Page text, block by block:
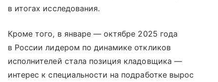
в итогах исследования.
Кроме того, в январе — октябре 2025 года
в России лидером по динамике откликов
исполнителей стала позиция кладовщика —
интерес к специальности на подработке вырос